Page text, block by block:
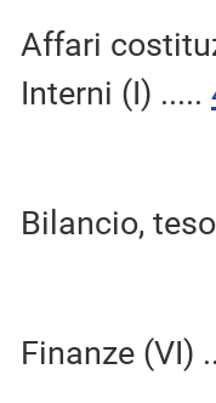
Affari
Interni (I) .....
Bilancio,
Finanze (VI)